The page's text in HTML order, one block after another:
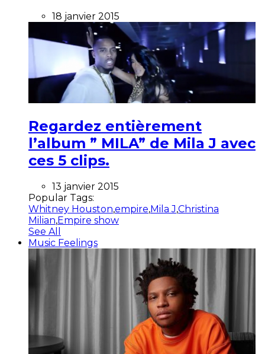
18 janvier 2015
Regardez entièrement
l’album ” MILA” de Mila J avec
ces 5 clips.
13 janvier 2015
Popular Tags:
Whitney Houston,empire,Mila J,Christina
Milian,Empire show
See All
Music Feelings